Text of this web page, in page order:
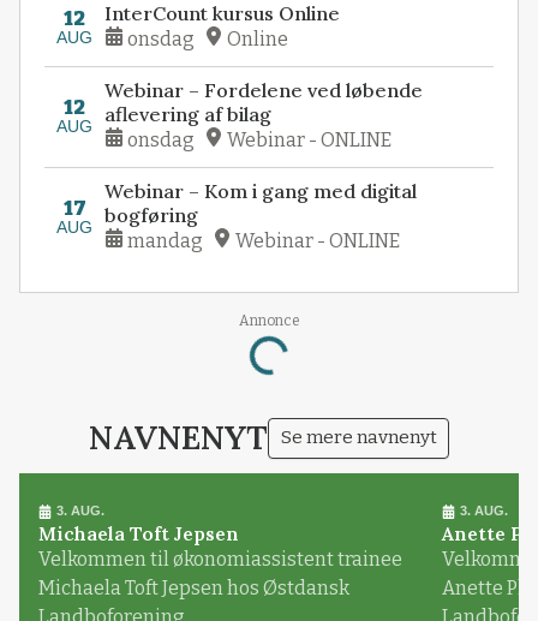
12
AUG
InterCount kursus Online
onsdag Online
12
AUG
Webinar – Fordelene ved løbende
aflevering af bilag
onsdag Webinar - ONLINE
17
AUG
Webinar – Kom i gang med digital
bogføring
mandag Webinar - ONLINE
Annonce
Loading...
NAVNENYT Se mere navnenyt
3. AUG.
Michaela Toft Jepsen
Velkommen til økonomiassistent trainee
Michaela Toft Jepsen hos Østdansk
3. AUG.
Anette
Anette